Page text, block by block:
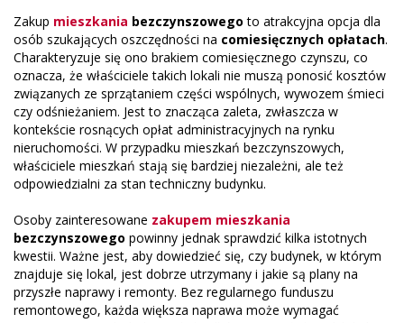
Zakup mieszkania bezczynszowego to atrakcyjna opcja dla
osób szukających oszczędności na comiesięcznych opłatach.
Charakteryzuje się ono brakiem comiesięcznego czynszu, co
oznacza, że właściciele takich lokali nie muszą ponosić kosztów
związanych ze sprzątaniem części wspólnych, wywozem śmieci
czy odśnieżaniem. Jest to znacząca zaleta, zwłaszcza w
kontekście rosnących opłat administracyjnych na rynku
nieruchomości. W przypadku mieszkań bezczynszowych,
właściciele mieszkań stają się bardziej niezależni, ale też
odpowiedzialni za stan techniczny budynku.
Osoby zainteresowane zakupem mieszkania
bezczynszowego powinny jednak sprawdzić kilka istotnych
kwestii. Ważne jest, aby dowiedzieć się, czy budynek, w którym
znajduje się lokal, jest dobrze utrzymany i jakie są plany na
przyszłe naprawy i remonty. Bez regularnego funduszu
remontowego, każda większa naprawa może wymagać